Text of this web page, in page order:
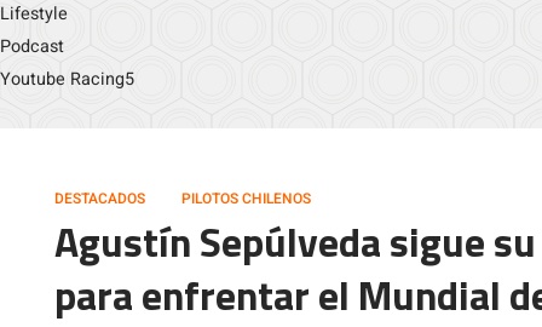
Lifestyle
Podcast
Youtube Racing5
DESTACADOS PILOTOS CHILENOS
Agustín Sepúlveda sigue
para enfrentar el Mundial